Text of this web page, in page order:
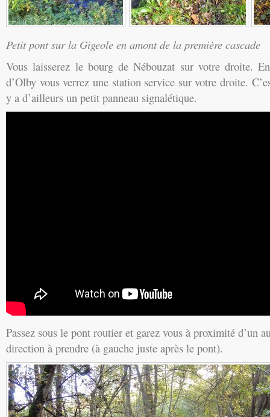
Petit pont sur la Gigeole en amont de la première cascade
Vous laisserez le bourg de Nébouzat sur votre droite.
d’Olby vous verrez une station service sur votre droite.
y a d’ailleurs un petit panneau signalétique.
Passez sous le pont routier et garez vous à proximité d’un
direction à prendre (à gauche juste après le pont).